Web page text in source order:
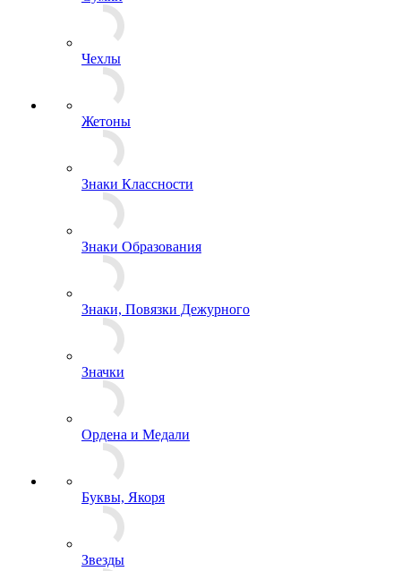
Спецсредства и аксессуары
Сумки
Чехлы
Жетоны
Знаки Классности
Знаки Образования
Знаки, Повязки Дежурного
Значки
Ордена и Медали